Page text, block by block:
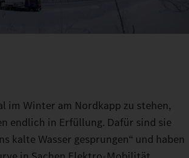
im Winter am Nordkapp zu stehen,
endlich in Erfüllung. Dafür sind sie
kalte Wasser gesprungen“ und haben